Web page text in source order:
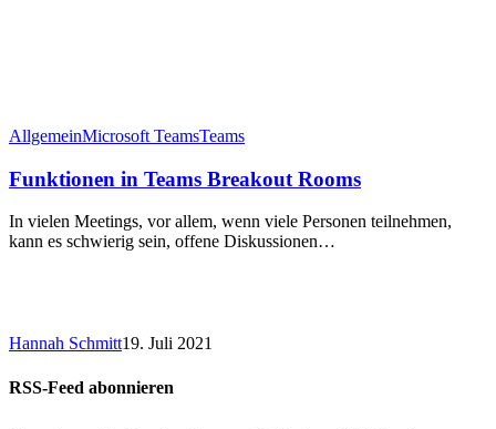
AllgemeinMicrosoft TeamsTeams
Funktionen in Teams Breakout Rooms
In vielen Meetings, vor allem, wenn viele Personen teilnehmen,
kann es schwierig sein, offene Diskussionen…
Hannah Schmitt19. Juli 2021
RSS-Feed abonnieren